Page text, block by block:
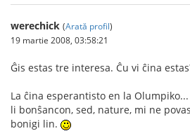
werechick (Arată profil)
19 martie 2008, 03:58:21
Ĝis estas tre interesa. Ĉu vi ĉina
La ĉina esperantisto en la
li bonŝancon, sed, nature, mi ne
bonigi lin.